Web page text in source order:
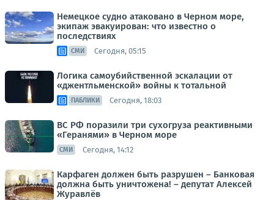
Немецкое судно атаковано в Черном море,
экипаж эвакуирован: что известно о
последствиях
СМИ Сегодня, 05:15
Логика самоубийственной эскалации от
«джентльменской» войны к тотальной
ПАБЛИКИ Сегодня, 18:03
ВС РФ поразили три сухогруза реактивными
«Геранями» в Черном море
СМИ Сегодня, 14:12
Карфаген должен быть разрушен – Банковая
должна быть уничтожена! – депутат Алексей
Журавлёв